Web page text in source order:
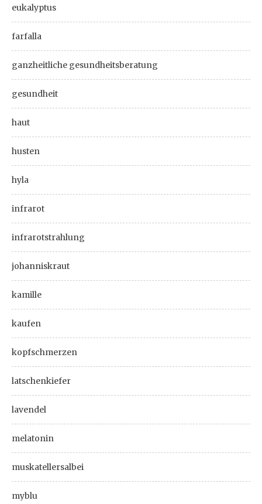
eukalyptus
farfalla
ganzheitliche gesundheitsberatung
gesundheit
haut
husten
hyla
infrarot
infrarotstrahlung
johanniskraut
kamille
kaufen
kopfschmerzen
latschenkiefer
lavendel
melatonin
muskatellersalbei
myblu